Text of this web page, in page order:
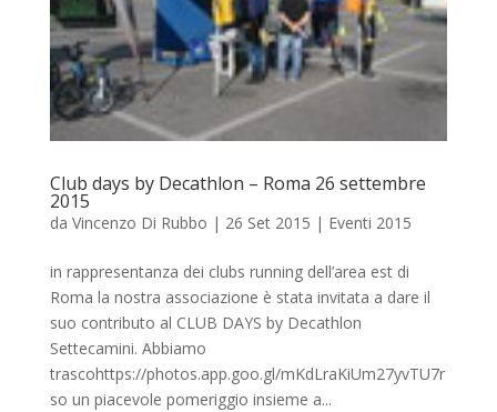
Club days by Decathlon – Roma 26 settembre
2015
da Vincenzo Di Rubbo | 26 Set 2015 | Eventi 2015
in rappresentanza dei clubs running dell’area est di
Roma la nostra associazione è stata invitata a dare il
suo contributo al CLUB DAYS by Decathlon
Settecamini. Abbiamo
trascohttps://photos.app.goo.gl/mKdLraKiUm27yvTU7r
so un piacevole pomeriggio insieme a...